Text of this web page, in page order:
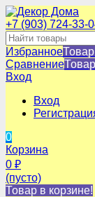
+7 (903) 724-33-
Избранное
Сравнение
Вход
Вход
0
Корзина
0 ₽
(пусто)
Товар в корзине!